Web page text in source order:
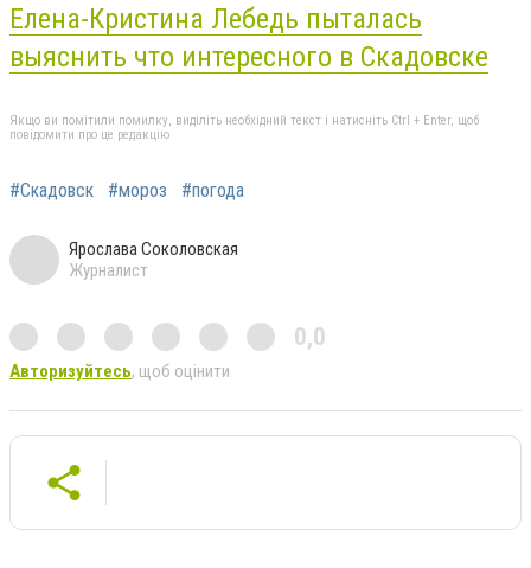
Елена-Кристина Лебедь пыталась
выяснить что интересного в Скадовске
Якщо ви помітили помилку, виділіть необхідний текст і натисніть Ctrl + Enter, щоб
повідомити про це редакцію
#Скадовск #мороз #погода
Ярослава Соколовская
Журналист
0,0
Авторизуйтесь, щоб оцінити